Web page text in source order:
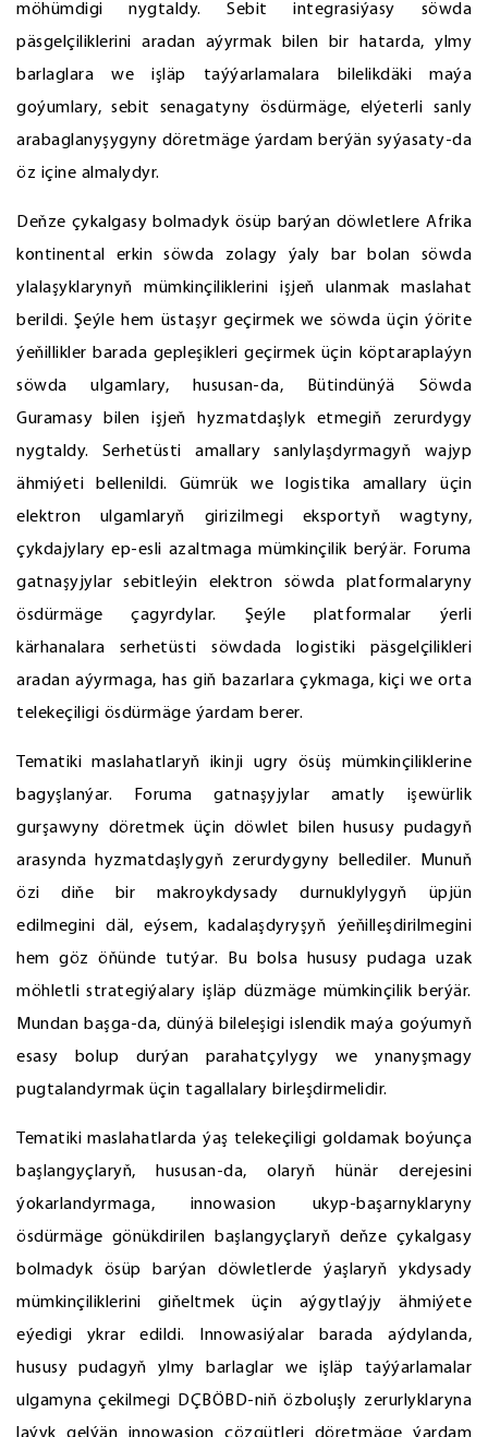
möhümdigi nygtaldy. Sebit integrasiýasy söwda
päsgelçiliklerini aradan aýyrmak bilen bir hatarda, ylmy
barlaglara we işläp taýýarlamalara bilelikdäki maýa
goýumlary, sebit senagatyny ösdürmäge, elýeterli sanly
arabaglanyşygyny döretmäge ýardam berýän syýasaty-da
öz içine almalydyr.
Deňze çykalgasy bolmadyk ösüp barýan döwletlere Afrika
kontinental erkin söwda zolagy ýaly bar bolan söwda
ylalaşyklarynyň mümkinçiliklerini işjeň ulanmak maslahat
berildi. Şeýle hem üstaşyr geçirmek we söwda üçin ýörite
ýeňillikler barada gepleşikleri geçirmek üçin köptaraplaýyn
söwda ulgamlary, hususan-da, Bütindünýä Söwda
Guramasy bilen işjeň hyzmatdaşlyk etmegiň zerurdygy
nygtaldy. Serhetüsti amallary sanlylaşdyrmagyň wajyp
ähmiýeti bellenildi. Gümrük we logistika amallary üçin
elektron ulgamlaryň girizilmegi eksportyň wagtyny,
çykdajylary ep-esli azaltmaga mümkinçilik berýär. Foruma
gatnaşyjylar sebitleýin elektron söwda platformalaryny
ösdürmäge çagyrdylar. Şeýle platformalar ýerli
kärhanalara serhetüsti söwdada logistiki päsgelçilikleri
aradan aýyrmaga, has giň bazarlara çykmaga, kiçi we orta
telekeçiligi ösdürmäge ýardam berer.
Tematiki maslahatlaryň ikinji ugry ösüş mümkinçiliklerine
bagyşlanýar. Foruma gatnaşyjylar amatly işewürlik
gurşawyny döretmek üçin döwlet bilen hususy pudagyň
arasynda hyzmatdaşlygyň zerurdygyny bellediler. Munuň
özi diňe bir makroykdysady durnuklylygyň üpjün
edilmegini däl, eýsem, kadalaşdyryşyň ýeňilleşdirilmegini
hem göz öňünde tutýar. Bu bolsa hususy pudaga uzak
möhletli strategiýalary işläp düzmäge mümkinçilik berýär.
Mundan başga-da, dünýä bileleşigi islendik maýa goýumyň
esasy bolup durýan parahatçylygy we ynanyşmagy
pugtalandyrmak üçin tagallalary birleşdirmelidir.
Tematiki maslahatlarda ýaş telekeçiligi goldamak boýunça
başlangyçlaryň, hususan-da, olaryň hünär derejesini
ýokarlandyrmaga, innowasion ukyp-başarnyklaryny
ösdürmäge gönükdirilen başlangyçlaryň deňze çykalgasy
bolmadyk ösüp barýan döwletlerde ýaşlaryň ykdysady
mümkinçiliklerini giňeltmek üçin aýgytlaýjy ähmiýete
eýedigi ykrar edildi. Innowasiýalar barada aýdylanda,
hususy pudagyň ylmy barlaglar we işläp taýýarlamalar
ulgamyna çekilmegi DÇBÖBD-niň özboluşly zerurlyklaryna